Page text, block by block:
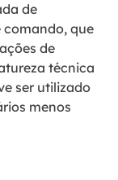
de
comando, que
de
técnica
ser utilizado
menos